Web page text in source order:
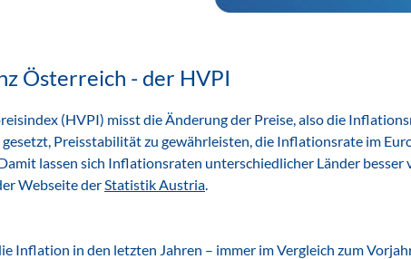
Österreich - der HVPI
(HVPI) misst die Änderung der Preise, also die
Preisstabilität zu gewährleisten, die Inflationsrate im
lassen sich Inflationsraten unterschiedlicher Länder
Webseite der Statistik Austria
Inflation in den letzten Jahren – immer im Vergleich zum